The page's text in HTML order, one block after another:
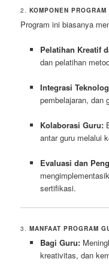
2.KOMPONEN
Program ini biasanya
Pelatihan Kreatif
dan pelatihan
Integrasi
pembelajaran, dan
Kolaborasi Guru:
antar guru melalui
Evaluasi dan
sertifikasi.
3.MANFAAT PROGRAM
Bagi Guru:
kreativitas, dan